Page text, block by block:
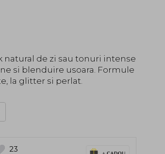
natural de zi sau tonuri intense
si blenduire usoara. Formule
la glitter si perlat.
23